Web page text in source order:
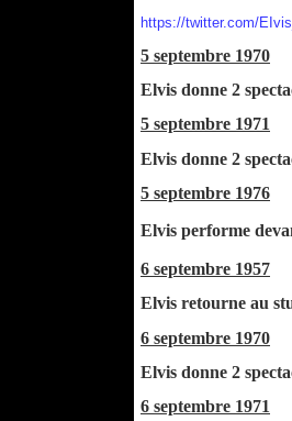
https://twitter.com/
5 septembre 1970
Elvis donne 2
5 septembre 1971
Elvis donne 2
5 septembre 1976
Elvis performe
6 septembre 1957
Elvis retourne au
6 septembre 1970
Elvis donne 2
6 septembre 1971